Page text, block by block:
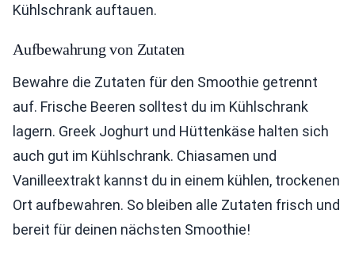
Kühlschrank auftauen.
Aufbewahrung von Zutaten
Bewahre die Zutaten für den Smoothie getrennt
auf. Frische Beeren solltest du im Kühlschrank
lagern. Greek Joghurt und Hüttenkäse halten sich
auch gut im Kühlschrank. Chiasamen und
Vanilleextrakt kannst du in einem kühlen, trockenen
Ort aufbewahren. So bleiben alle Zutaten frisch und
bereit für deinen nächsten Smoothie!